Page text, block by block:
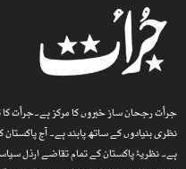
جرأت رجحان ساز خبروں کا مرکز ہے۔جرأت
نظری بنیادوں کے ساتھ پابند ہے۔ آج
ہے۔ نظریۂ پاکستان کے تمام تقاضے ارذل